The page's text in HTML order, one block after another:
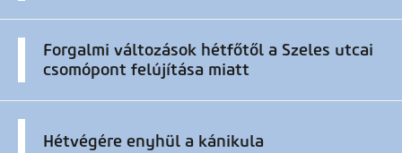
Forgalmi változások hétfőtől a Szeles utcai
csomópont felújítása miatt
Hétvégére enyhül a kánikula